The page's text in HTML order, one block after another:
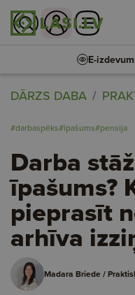
E-
DĀRZS DABA
#darbaspēks#īpašums#pensija
Darba
īpašums?
pieprasīt
arhīva
Madara Briede /